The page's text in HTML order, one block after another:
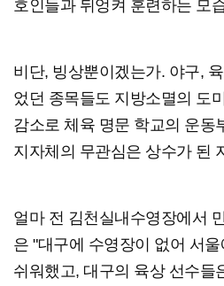
호인들과 뒤엉켜 훈련하는 모
비단, 빙상뿐이겠는가. 야구,
었던 종목들도 지방소멸의 도
감소로 체육 명문 학교의 운동
지자체의 무관심은 상수가 된
얼마 전 김천실내수영장에서
은 "대구에 수영장이 없어 서
쉬워했고, 대구의 육상 선수들